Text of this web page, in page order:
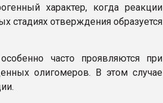
характер, когда реакции
стадиях отверждения образуется
часто проявляются при
олигомеров. В этом случае